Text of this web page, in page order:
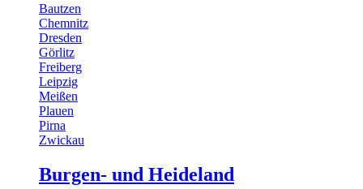
Bautzen
Chemnitz
Dresden
Görlitz
Freiberg
Leipzig
Meißen
Plauen
Pirna
Zwickau
Burgen- und Heideland